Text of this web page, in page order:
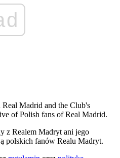
Madrid and the Club's
of Polish fans of Real Madrid.
z Realem Madryt ani jego
polskich fanów Realu Madryt.